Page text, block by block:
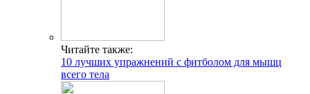
Читайте также:
10 лучших упражнений с фитболом для мышц
всего тела